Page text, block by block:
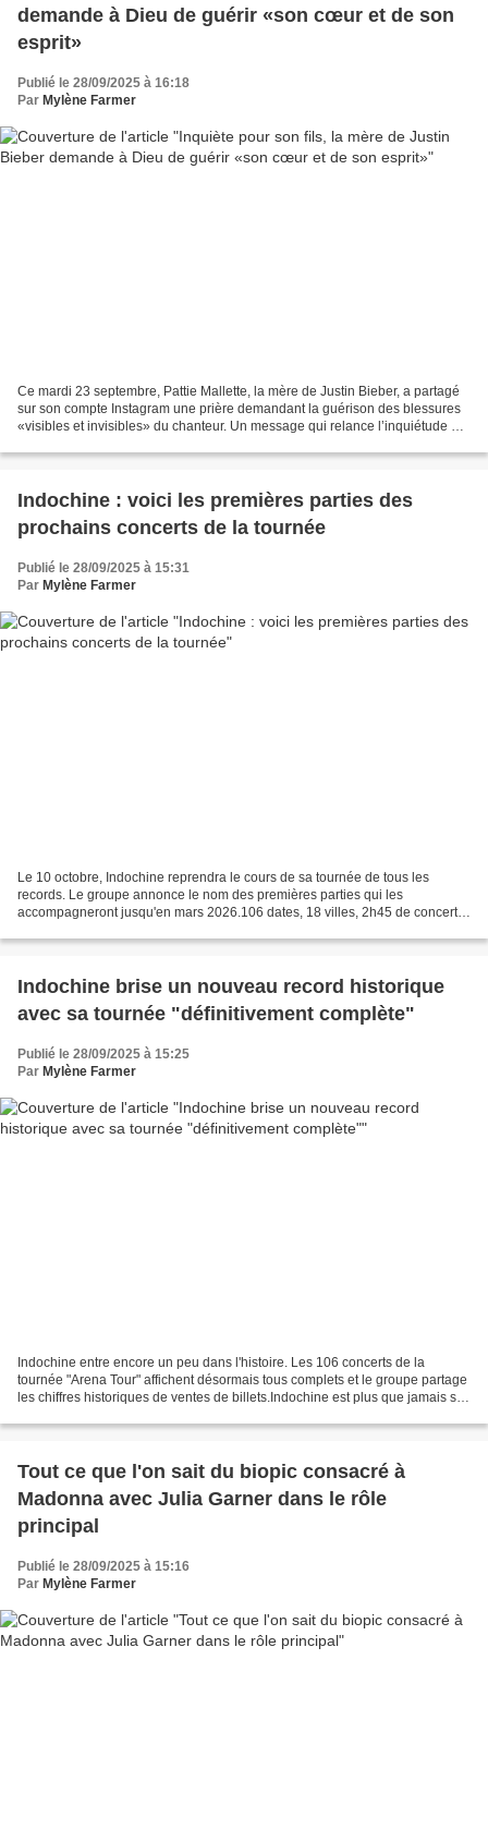
demande à Dieu de guérir «son cœur et de son
esprit»
Publié le 28/09/2025 à 16:18
Par Mylène Farmer
Ce mardi 23 septembre, Pattie Mallette, la mère de Justin Bieber, a partagé
sur son compte Instagram une prière demandant la guérison des blessures
«visibles et invisibles» du chanteur. Un message qui relance l’inquiétude de
Indochine : voici les premières parties des
prochains concerts de la tournée
Publié le 28/09/2025 à 15:31
Par Mylène Farmer
Le 10 octobre, Indochine reprendra le cours de sa tournée de tous les
records. Le groupe annonce le nom des premières parties qui les
accompagneront jusqu'en mars 2026.106 dates, 18 villes, 2h45 de concert.
Indochine brise un nouveau record historique
avec sa tournée "définitivement complète"
Publié le 28/09/2025 à 15:25
Par Mylène Farmer
Indochine entre encore un peu dans l'histoire. Les 106 concerts de la
tournée "Arena Tour" affichent désormais tous complets et le groupe partage
les chiffres historiques de ventes de billets.Indochine est plus que jamais sur
Tout ce que l'on sait du biopic consacré à
Madonna avec Julia Garner dans le rôle
principal
Publié le 28/09/2025 à 15:16
Par Mylène Farmer